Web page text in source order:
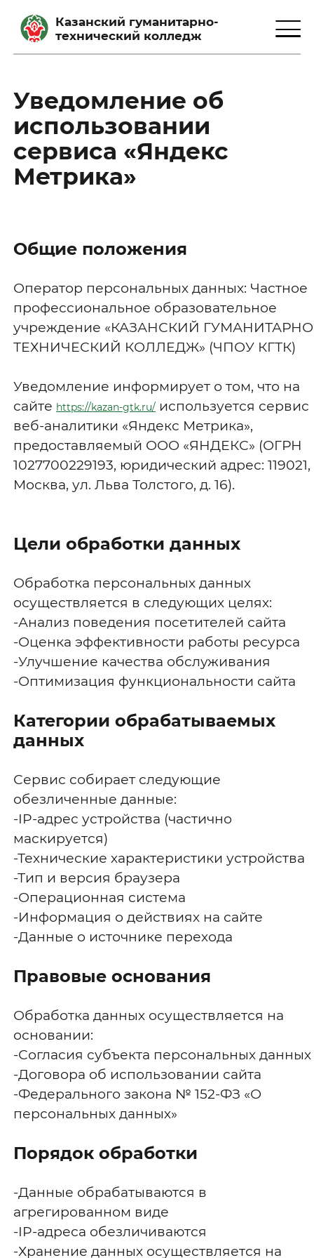
Казанский гуманитарно-
технический колледж
Уведомление об
использовании
сервиса «Яндекс
Метрика»
Общие положения
Оператор персональных данных: Частное
профессиональное образовательное
учреждение «КАЗАНСКИЙ
ТЕХНИЧЕСКИЙ КОЛЛЕДЖ» (ЧПОУ КГТК)
Уведомление информирует о том, что на
сайте https://kazan-gtk.ru/ используется сервис
веб-аналитики «Яндекс Метрика»,
предоставляемый ООО «ЯНДЕКС» (ОГРН
1027700229193, юридический адрес: 119021,
Москва, ул. Льва Толстого, д. 16).
Цели обработки данных
Обработка персональных данных
осуществляется в следующих целях:
-Анализ поведения посетителей сайта
-Оценка эффективности работы ресурса
-Улучшение качества обслуживания
-Оптимизация функциональности сайта
Категории обрабатываемых
данных
Сервис собирает следующие
обезличенные данные:
-IP-адрес устройства (частично
маскируется)
-Технические характеристики устройства
-Тип и версия браузера
-Операционная система
-Информация о действиях на сайте
-Данные о источнике перехода
Правовые основания
Обработка данных осуществляется на
основании:
-Согласия субъекта персональных данных
-Договора об использовании сайта
-Федерального закона № 152-ФЗ «О
персональных данных»
Порядок обработки
-Данные обрабатываются в
агрегированном виде
-IP-адреса обезличиваются
-Хранение данных осуществляется на